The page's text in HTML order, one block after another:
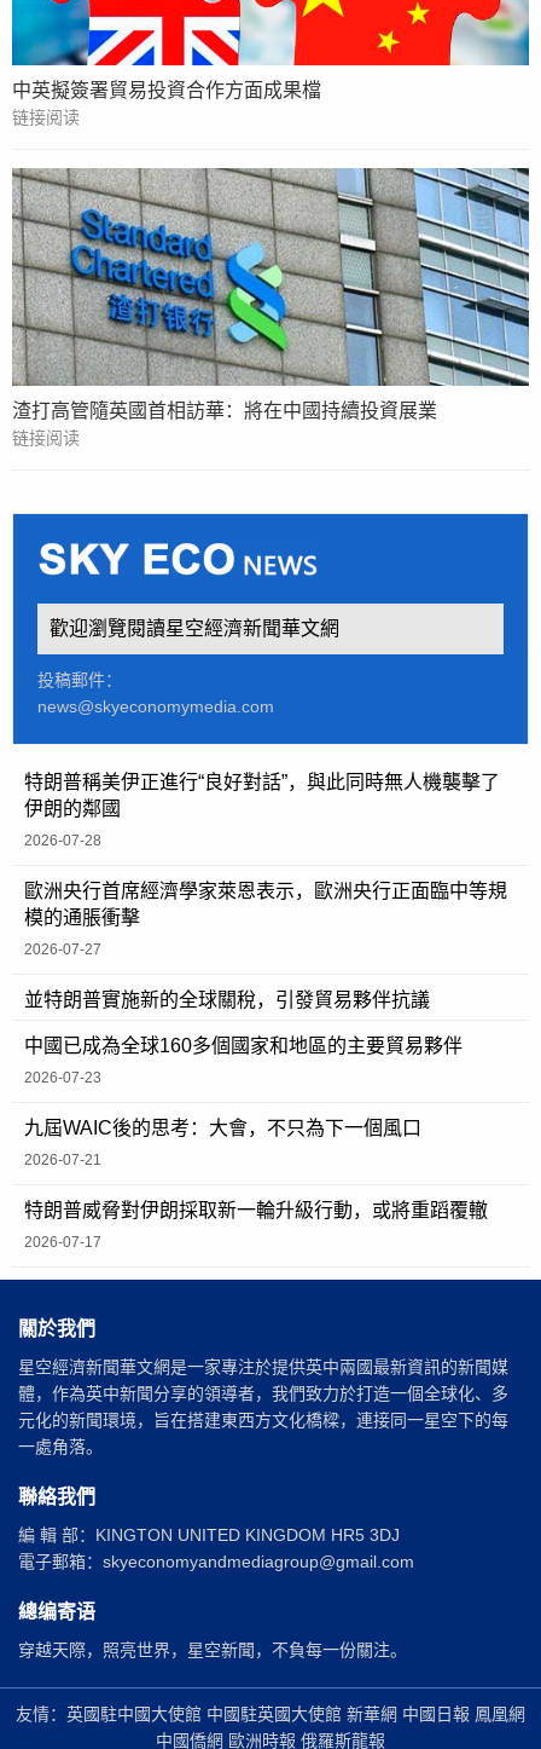
中英擬簽署貿易投資合作方面成果檔
链接阅读
渣打高管隨英國首相訪華：將在中國持續投資展業
链接阅读
歡迎瀏覽閱讀星空經濟新聞華文網
投稿郵件：
news@skyeconomymedia.com
特朗普稱美伊正進行“良好對話”，與此同時無人機襲擊了
伊朗的鄰國
2026-07-28
歐洲央行首席經濟學家萊恩表示，歐洲央行正面臨中等規
模的通脹衝擊
2026-07-27
並特朗普實施新的全球關稅，引發貿易夥伴抗議
中國已成為全球160多個國家和地區的主要貿易夥伴
2026-07-23
九屆WAIC後的思考：大會，不只為下一個風口
2026-07-21
特朗普威脅對伊朗採取新一輪升級行動，或將重蹈覆轍
2026-07-17
關於我們
星空經濟新聞華文網是一家專注於提供英中兩國最新資訊的新聞媒
體，作為英中新聞分享的領導者，我們致力於打造一個全球化、多
元化的新聞環境，旨在搭建東西方文化橋樑，連接同一星空下的每
一處角落。
聯絡我們
編 輯 部：KINGTON UNITED KINGDOM HR5 3DJ
電子郵箱：skyeconomyandmediagroup@gmail.com
總编寄语
穿越天際，照亮世界，星空新聞，不負每一份關注。
友情：英國駐中國大使館 中國駐英國大使館 新華網 中國日報 鳳凰網
中國僑網 歐洲時報 俄羅斯龍報